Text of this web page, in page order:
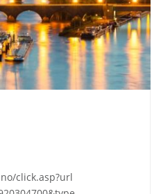
click.asp?url